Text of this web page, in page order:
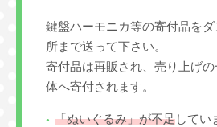
鍵盤ハーモニカ等の寄付品を
所まで送って下さい。
寄付品は再販され、売り上げ
体へ寄付されます。
「ぬいぐるみ」が不足してい